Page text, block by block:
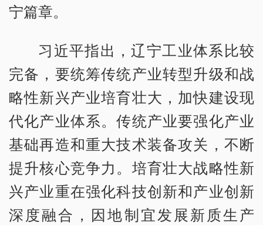
宁篇章。
习近平指出，辽宁工业体系比较
完备，要统筹传统产业转型升级和战
略性新兴产业培育壮大，加快建设现
代化产业体系。传统产业要强化产业
基础再造和重大技术装备攻关，不断
提升核心竞争力。培育壮大战略性新
兴产业重在强化科技创新和产业创新
深度融合，因地制宜发展新质生产